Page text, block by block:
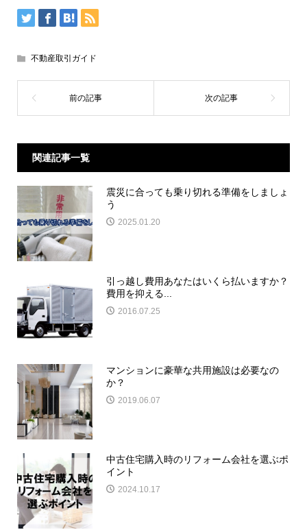
不動産取引ガイド
関連記事一覧
震災に合っても乗り切れる準備をしましょ
う
2025.01.20
引っ越し費用あなたはいくら払いますか？
費用を抑える...
2016.07.25
マンションに豪華な共用施設は必要なの
か？
2019.06.07
中古住宅購入時のリフォーム会社を選ぶポ
イント
2024.10.17